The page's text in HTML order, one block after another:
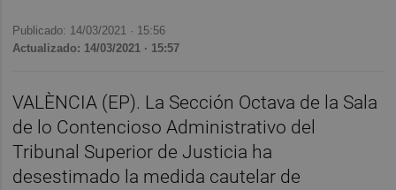
Publicado: 14/03/2021 · 15:56
Actualizado: 14/03/2021 · 15:57
VALÈNCIA (EP). La Sección Octava de la Sala
de lo Contencioso Administrativo del
Tribunal Superior de Justicia ha
desestimado la medida cautelar de